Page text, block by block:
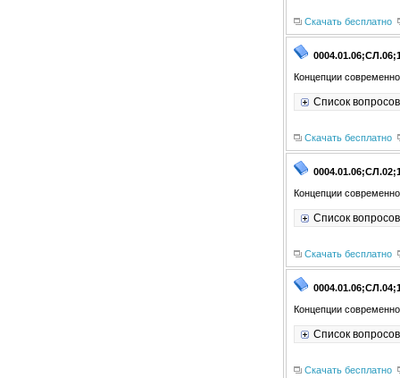
Скачать бесплатно
Концепции
Список
Скачать бесплатно
Концепции
Список
Скачать бесплатно
Концепции
Список
Скачать бесплатно